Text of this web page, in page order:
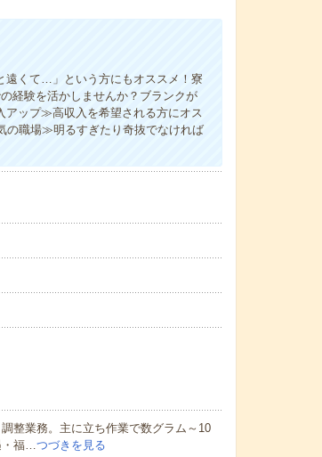
くて…」という方にもオススメ！寮
経験を活かしませんか？ブランクが
ップ≫高収入を希望される方にオス
の職場≫明るすぎたり奇抜でなければ
整業務。主に立ち作業で数グラム～10
・福…つづきを見る